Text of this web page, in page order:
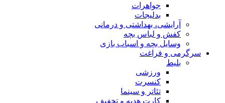
جواهرات
بدلیجات
آرایشی، بهداشتی و درمانی
کفش و لباس بچه
وسایل بچه و اسباب بازی
سرگرمی و فراغت
بلیط
ورزشی
کنسرت
تئاتر و سینما
کارت هدیه و تخفیف